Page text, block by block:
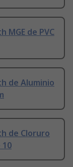
MGE de PVC
de Aluminio
de Cloruro